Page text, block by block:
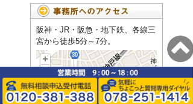
阪神・JR・阪急・地下鉄、各線三
宮から徒歩5分～7分。
078-251-1414
0120-381-388